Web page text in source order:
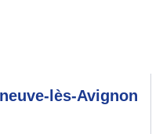
lès-Avignon